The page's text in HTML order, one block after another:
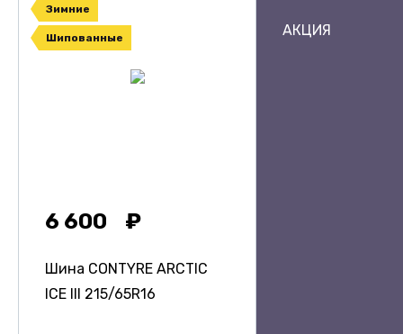
Зимние
Шипованные
6 600
Шина CONTYRE ARCTIC
ICE III 215/65R16
АКЦИЯ